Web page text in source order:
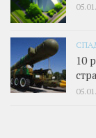
10